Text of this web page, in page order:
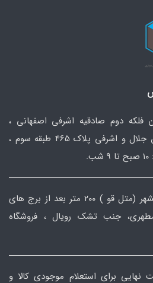
فلکه دوم صادقیه اشرفی اصفهانی ،
ابتدای جلال آل احمد ، نبش جلال و اشرفی پلاک 465 طبقه سوم ،
شعبه دوم : مازندران ، سلمانشهر (متل قو ) ۲۰۰ متر بعد از برج های
جنب تشک رویال ، فروشگاه
نهایی برای استعلام موجودی کالا و